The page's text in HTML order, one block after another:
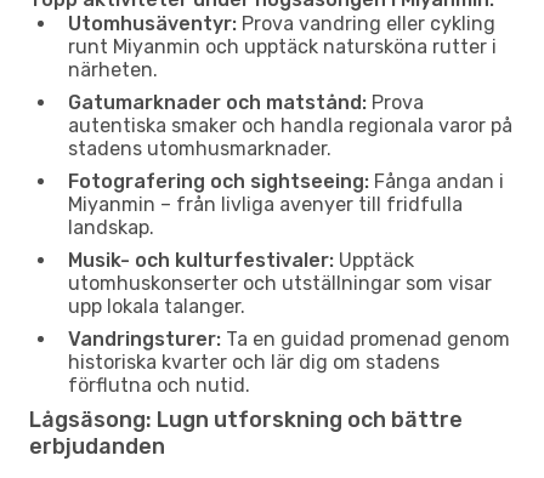
Utomhusäventyr: Prova vandring eller cykling
runt Miyanmin och upptäck natursköna rutter i
närheten.
Gatumarknader och matstånd: Prova
autentiska smaker och handla regionala varor på
stadens utomhusmarknader.
Fotografering och sightseeing: Fånga andan i
Miyanmin – från livliga avenyer till fridfulla
landskap.
Musik- och kulturfestivaler: Upptäck
utomhuskonserter och utställningar som visar
upp lokala talanger.
Vandringsturer: Ta en guidad promenad genom
historiska kvarter och lär dig om stadens
förflutna och nutid.
Lågsäsong: Lugn utforskning och bättre
erbjudanden